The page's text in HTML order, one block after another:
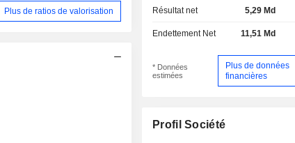
Plus de ratios de valorisation Résultat net 5,29 Md
Endettement Net 11,51 Md
* Données
estimées
Plus de données
financières
Profil Société